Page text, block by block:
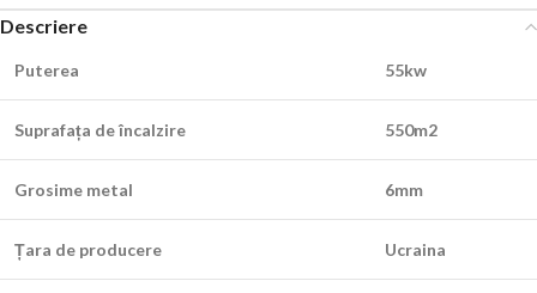
Descriere
Puterea 55kw
Suprafața de încalzire 550m2
Grosime metal 6mm
Țara de producere Ucraina